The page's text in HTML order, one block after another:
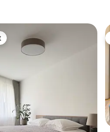
222 omdömen